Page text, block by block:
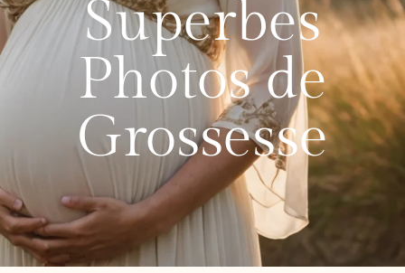
Superbes
Photos de
Grossesse